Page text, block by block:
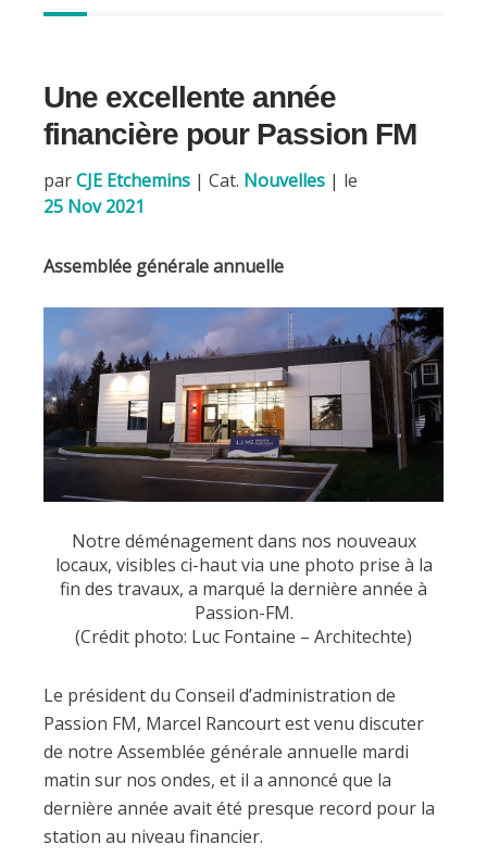
c
o
o
Une excellente année
financière pour Passion FM
parCJE Etchemins | Cat. Nouvelles | le
25 Nov 2021
Assemblée générale annuelle
Notre déménagement dans nos nouveaux
locaux, visibles ci-haut via une photo prise à la
fin des travaux, a marqué la dernière année à
Passion-FM.
(Crédit photo: Luc Fontaine – Architechte)
Le président du Conseil d’administration de
Passion FM, Marcel Rancourt est venu discuter
de notre Assemblée générale annuelle mardi
matin sur nos ondes, et il a annoncé que la
dernière année avait été presque record pour la
station au niveau financier.